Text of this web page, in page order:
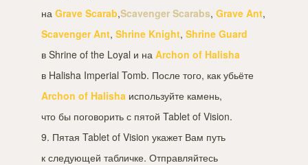
на Grave Scarab,Scavenger Scarabs, Grave Ant,
Scavenger Ant, Shrine Knight, Shrine Guard
в Shrine of the Loyal и на Archon of Halisha
в Halisha Imperial Tomb. После того, как убьёте
Archon of Halisha используйте камень,
что бы поговорить с пятой Tablet of Vision.
9. Пятая Tablet of Vision укажет Вам путь
к следующей табличке. Отправляйтесь